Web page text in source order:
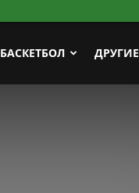
БАСКЕТБОЛ ДРУГИЕ